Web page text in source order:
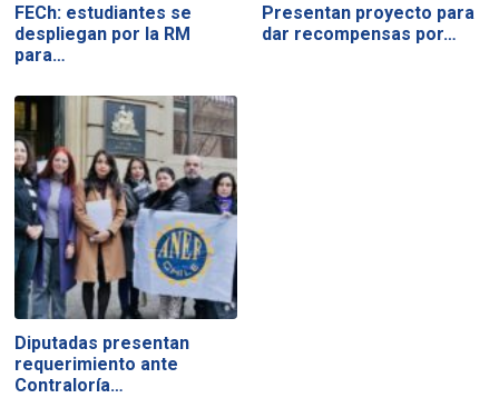
FECh: estudiantes se
despliegan por la RM
para…
Presentan proyecto para
dar recompensas por…
Diputadas presentan
requerimiento ante
Contraloría…